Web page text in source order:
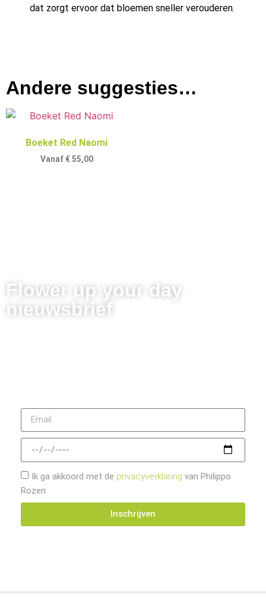
dat zorgt ervoor dat bloemen sneller verouderen.
Andere suggesties…
Boeket Red Naomi
Vanaf €55,00
Flower up your day
nieuwsbrief
Ik ga akkoord met de privacyverklaring van Philippo
Rozen
Inschrijven